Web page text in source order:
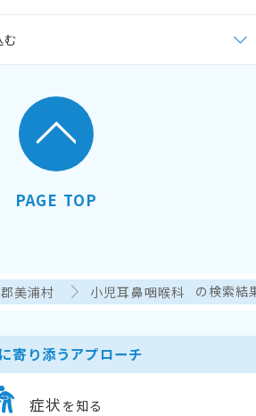
む
PAGE TOP
美浦村 小児耳鼻咽喉科 の検索結
寄り添うアプローチ
症状 を知る